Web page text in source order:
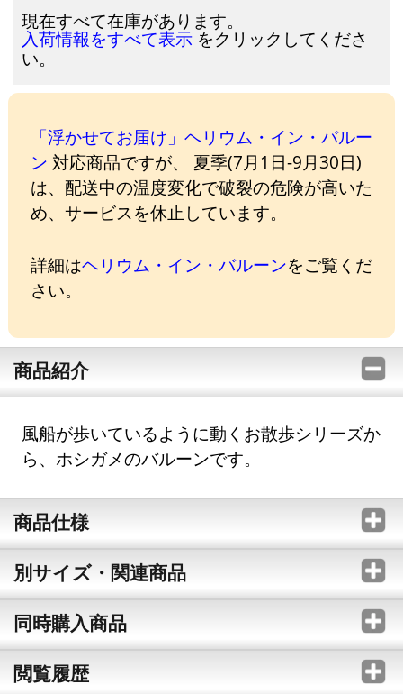
現在すべて在庫があります。
入荷情報をすべて表示 をクリックしてくださ
い。
「浮かせてお届け」ヘリウム・イン・バルー
ン 対応商品ですが、 夏季(7月1日-9月30日)
は、配送中の温度変化で破裂の危険が高いた
め、サービスを休止しています。
詳細はヘリウム・イン・バルーンをご覧くだ
さい。
商品紹介
風船が歩いているように動くお散歩シリーズか
ら、ホシガメのバルーンです。
商品仕様
別サイズ・関連商品
同時購入商品
閲覧履歴